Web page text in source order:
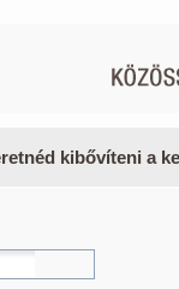
kibővíteni a